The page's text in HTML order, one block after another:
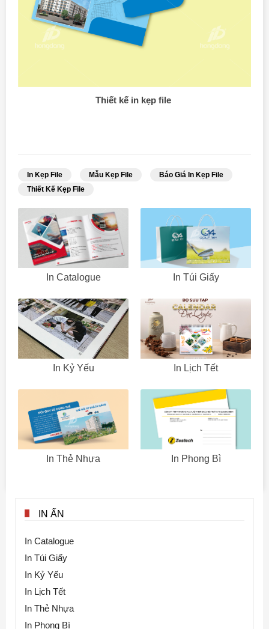
Thiết kế in kẹp file
In Kẹp File Mẫu Kẹp File
Báo Giá In Kẹp File
Thiết Kế Kẹp File
In Catalogue In Túi Giấy
In Kỷ Yếu In Lịch Tết
In Thẻ Nhựa In Phong Bì
IN ẤN
In Catalogue
In Túi Giấy
In Kỷ Yếu
In Lịch Tết
In Thẻ Nhựa
In Phong Bì